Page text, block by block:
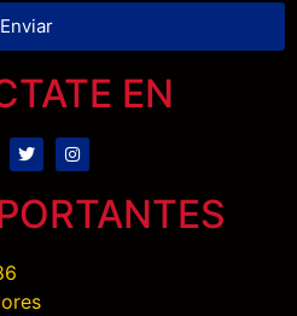
Enviar
EN